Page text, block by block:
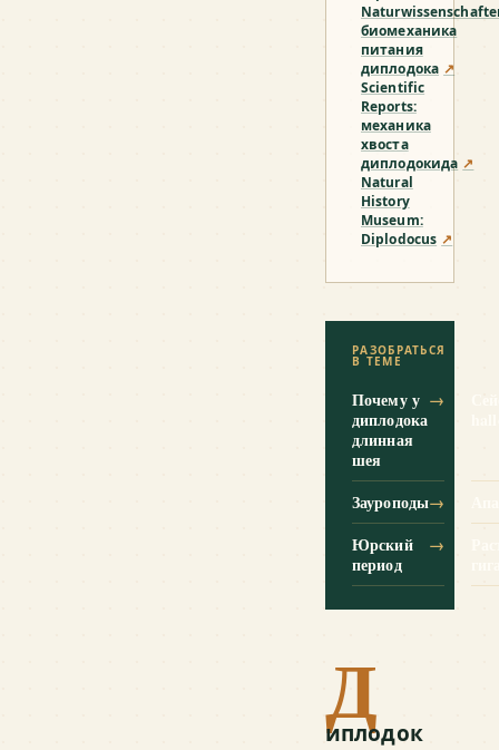
биомеханика
питания
диплодока ↗
Scientific
Reports:
механика
хвоста
диплодокида ↗
Natural
History
Museum:
Diplodocus ↗
РАЗОБРАТЬСЯ
В ТЕМЕ
Почему у
диплодока
длинная
шея
→
Зауроподы→
Юрский
период
→
Д
иплодок